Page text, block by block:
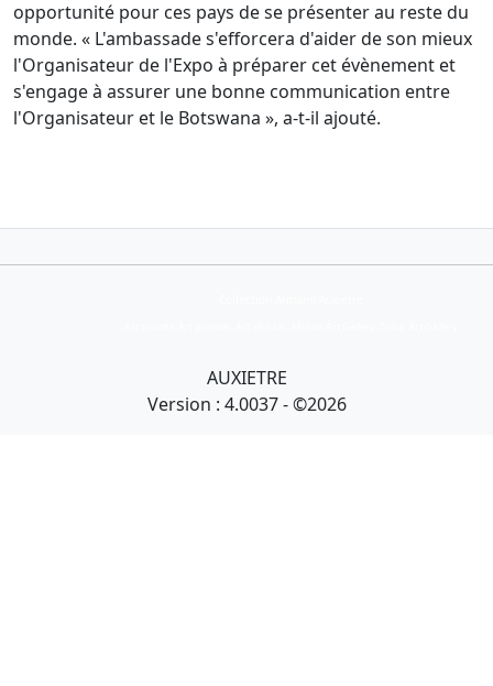
opportunité pour ces pays de se présenter au reste du
monde. « L'ambassade s'efforcera d'aider de son mieux
l'Organisateur de l'Expo à préparer cet évènement et
s'engage à assurer une bonne communication entre
l'Organisateur et le Botswana », a-t-il ajouté.
AUXIETRE
Version : 4.0037 - ©2026